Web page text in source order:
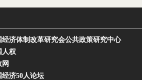
经济体制改革研究会公共政策研究中心
人权
网
经济50人论坛